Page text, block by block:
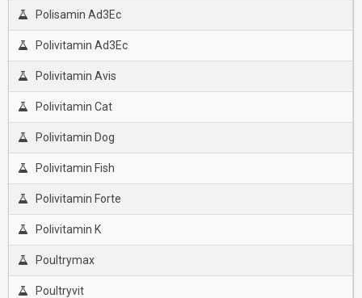
Polisamin Ad3Ec
Polivitamin Ad3Ec
Polivitamin Avis
Polivitamin Cat
Polivitamin Dog
Polivitamin Fish
Polivitamin Forte
Polivitamin K
Poultrymax
Poultryvit